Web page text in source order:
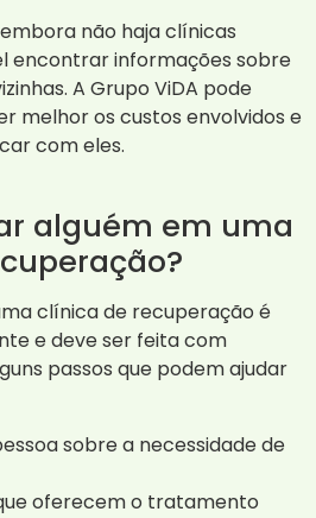
não haja clínicas
encontrar informações sobre
A Grupo ViDA pode
melhor os custos envolvidos e
com eles.
alguém em uma
clínica de recuperação é
e deve ser feita com
passos que podem ajudar
sobre a necessidade de
oferecem o tratamento